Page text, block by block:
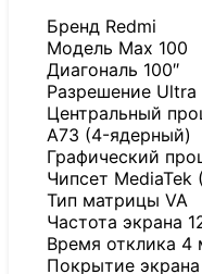
Бренд Redmi
Модель Max 100
Диагональ 100″
Разрешение
Центральный
A73 (4-ядерный)
Графический
Чипсет MediaTek
Тип матрицы VA
Частота экрана
Время отклика 4
Покрытие